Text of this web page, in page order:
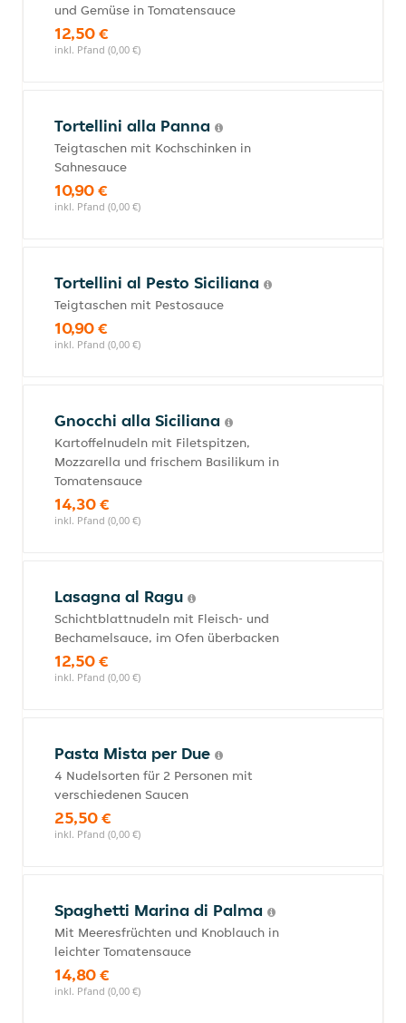
und Gemüse in Tomatensauce
12,50 €
inkl. Pfand (0,00 €)
Tortellini alla Panna
Teigtaschen mit Kochschinken in
Sahnesauce
10,90 €
inkl. Pfand (0,00 €)
Tortellini al Pesto Siciliana
Teigtaschen mit Pestosauce
10,90 €
inkl. Pfand (0,00 €)
Gnocchi alla Siciliana
Kartoffelnudeln mit Filetspitzen,
Mozzarella und frischem Basilikum in
Tomatensauce
14,30 €
inkl. Pfand (0,00 €)
Lasagna al Ragu
Schichtblattnudeln mit Fleisch- und
Bechamelsauce, im Ofen überbacken
12,50 €
inkl. Pfand (0,00 €)
Pasta Mista per Due
4 Nudelsorten für 2 Personen mit
verschiedenen Saucen
25,50 €
inkl. Pfand (0,00 €)
Spaghetti Marina di Palma
Mit Meeresfrüchten und Knoblauch in
leichter Tomatensauce
14,80 €
inkl. Pfand (0,00 €)